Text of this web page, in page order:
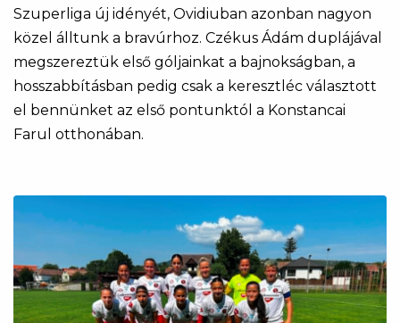
Szuperliga új idényét, Ovidiuban azonban nagyon
közel álltunk a bravúrhoz. Czékus Ádám duplájával
megszereztük első góljainkat a bajnokságban, a
hosszabbításban pedig csak a keresztléc választott
el bennünket az első pontunktól a Konstancai
Farul otthonában.